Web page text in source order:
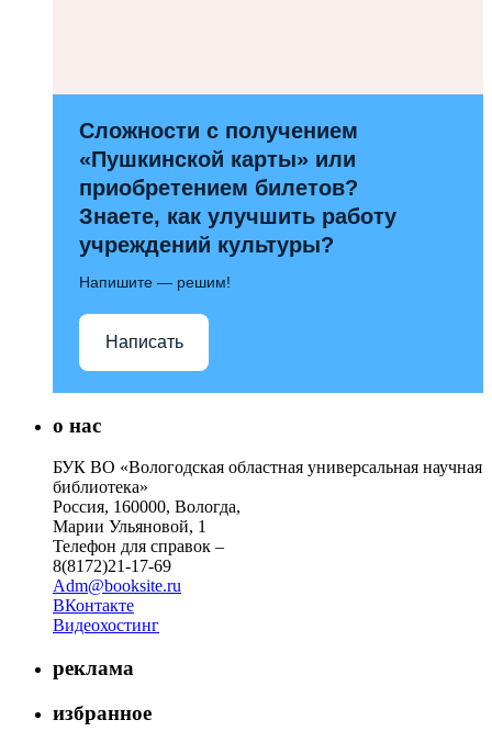
Сложности с получением
«Пушкинской карты» или
приобретением билетов?
Знаете, как улучшить работу
учреждений культуры?
Напишите — решим!
Написать
о нас
БУК ВО «Вологодская областная универсальная научная
библиотека»
Россия, 160000, Вологда,
Марии Ульяновой, 1
Телефон для справок –
8(8172)21-17-69
Adm@booksite.ru
ВКонтакте
Видеохостинг
реклама
избранное